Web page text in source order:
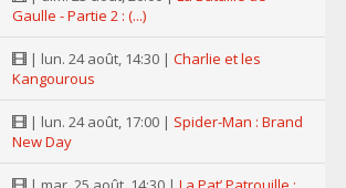
Gaulle - Partie 2 : (...)
| lun. 24 août, 14:30 | Charlie et les
Kangourous
| lun. 24 août, 17:00 | Spider-Man : Brand
New Day